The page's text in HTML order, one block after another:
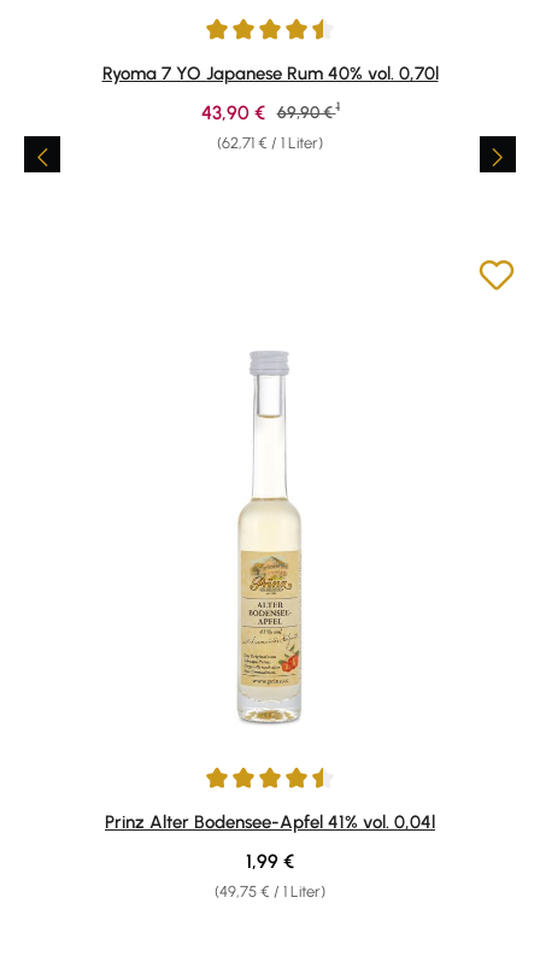
Durchschnittliche Bewertung von 4.59 von 5 Sternen
Ryoma 7 YO Japanese Rum 40% vol. 0,70l
(62,71 € / 1 Liter)
Verkaufspreis:
43,90 € Regulärer Preis:
69,90 € 1
Durchschnittliche Bewertung von 4.43 von 5 Sternen
Prinz Alter Bodensee-Apfel 41% vol. 0,04l
(49,75 € / 1 Liter)
Regulärer Preis:
1,99 €